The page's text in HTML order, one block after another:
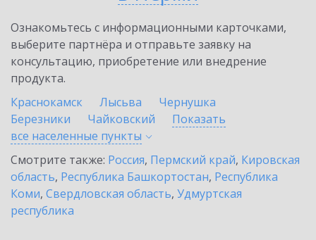
Ознакомьтесь с информационными карточками,
выберите партнёра и отправьте заявку на
консультацию, приобретение или внедрение
продукта.
Краснокамск
Лысьва
Чернушка
Березники
Чайковский
Показать
все населенные пункты
Смотрите также: Россия, Пермский край, Кировская
область, Республика Башкортостан, Республика
Коми, Свердловская область, Удмуртская
республика